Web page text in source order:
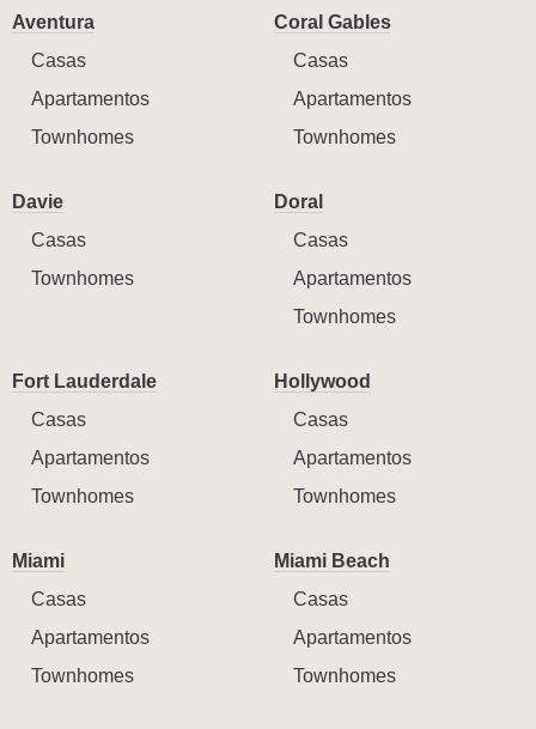
Aventura
Casas
Apartamentos
Townhomes
Coral Gables
Casas
Apartamentos
Townhomes
Davie
Casas
Townhomes
Doral
Casas
Apartamentos
Townhomes
Fort Lauderdale
Casas
Apartamentos
Townhomes
Hollywood
Casas
Apartamentos
Townhomes
Miami
Casas
Apartamentos
Townhomes
Miami Beach
Casas
Apartamentos
Townhomes